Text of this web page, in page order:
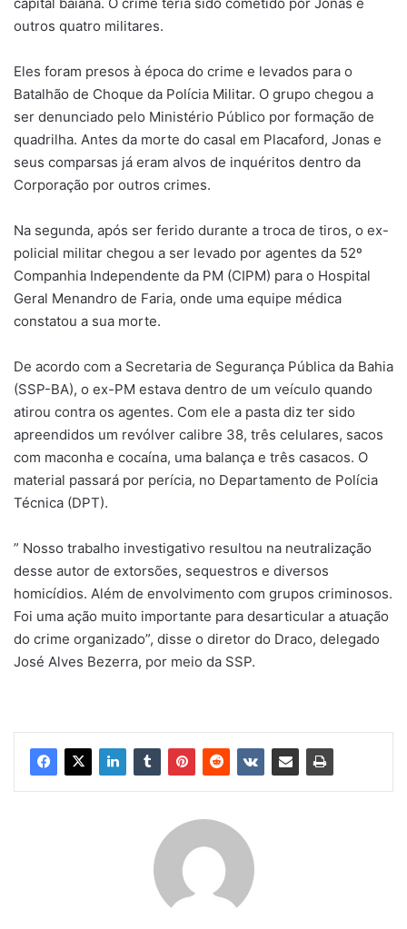
outros quatro militares.
Eles foram presos à época do crime e levados para o
Batalhão de Choque da Polícia Militar. O grupo chegou a
ser denunciado pelo Ministério Público por formação de
quadrilha. Antes da morte do casal em Placaford, Jonas e
seus comparsas já eram alvos de inquéritos dentro da
Corporação por outros crimes.
Na segunda, após ser ferido durante a troca de tiros, o ex-
policial militar chegou a ser levado por agentes da 52º
Companhia Independente da PM (CIPM) para o Hospital
Geral Menandro de Faria, onde uma equipe médica
constatou a sua morte.
De acordo com a Secretaria de Segurança Pública da Bahia
(SSP-BA), o ex-PM estava dentro de um veículo quando
atirou contra os agentes. Com ele a pasta diz ter sido
apreendidos um revólver calibre 38, três celulares, sacos
com maconha e cocaína, uma balança e três casacos. O
material passará por perícia, no Departamento de Polícia
Técnica (DPT).
” Nosso trabalho investigativo resultou na neutralização
desse autor de extorsões, sequestros e diversos
homicídios. Além de envolvimento com grupos criminosos.
Foi uma ação muito importante para desarticular a atuação
do crime organizado”, disse o diretor do Draco, delegado
José Alves Bezerra, por meio da SSP.